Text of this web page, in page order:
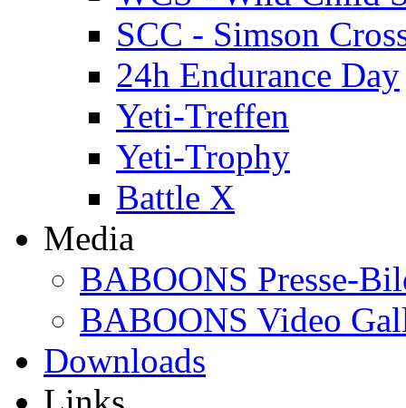
SCC - Simson
24h Endurance Day
Yeti-Treffen
Yeti-Trophy
Battle X
Media
BABOONS Presse-
BABOONS Video
Downloads